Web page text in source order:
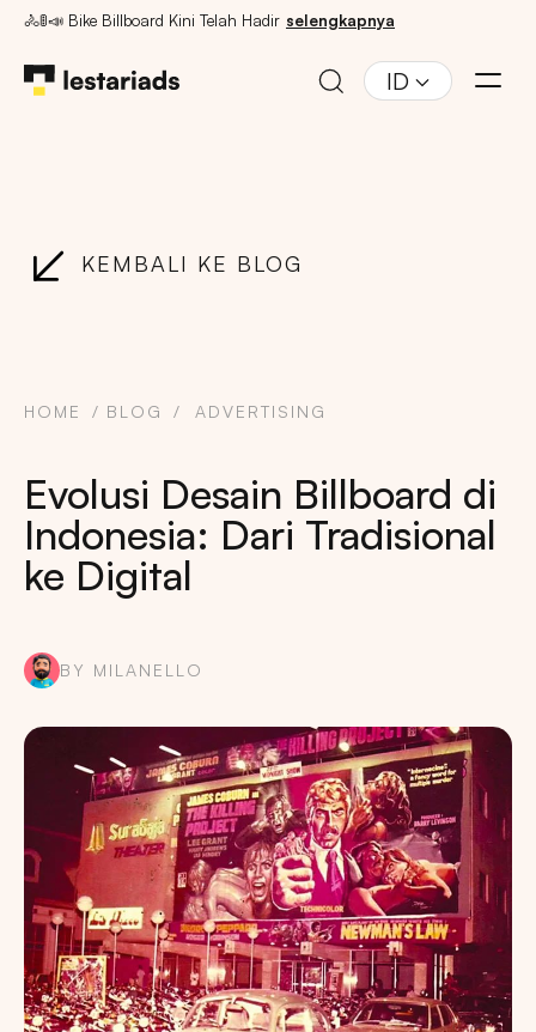
🚴🚦📣 Bike Billboard Kini Telah Hadir selengkapnya
ID
KEMBALI KE BLOG
HOME BLOG ADVERTISING
Evolusi Desain Billboard di
Indonesia: Dari Tradisional
ke Digital
BY MILANELLO